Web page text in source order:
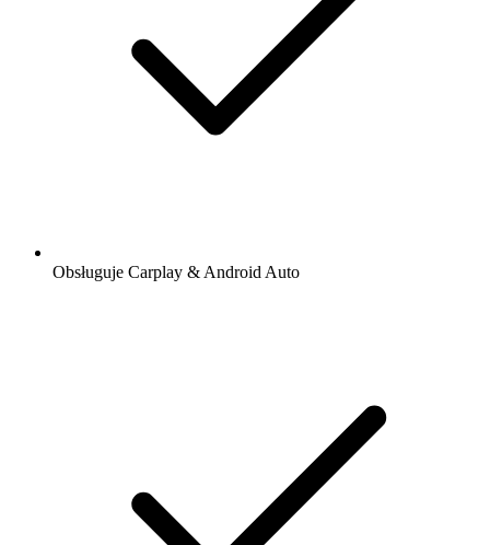
Obsługuje Carplay & Android Auto